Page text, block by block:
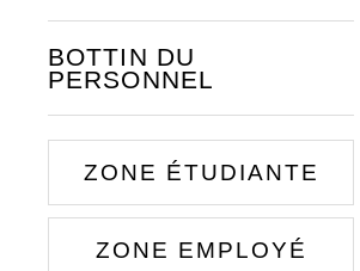
BOTTIN DU
PERSONNEL
ZONE ÉTUDIANTE
ZONE EMPLOYÉ